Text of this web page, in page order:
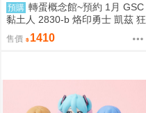
預購 轉蛋概念館~預約 1月 GSC
黏土人 2830-b 烙印勇士 凱茲 狂
戰士鎧甲Ver. BLOOD EDITION
售價 1410